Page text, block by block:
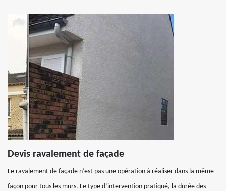
Devis ravalement de façade
Le ravalement de façade n’est pas une opération à réaliser dans la même
façon pour tous les murs. Le type d’intervention pratiqué, la durée des